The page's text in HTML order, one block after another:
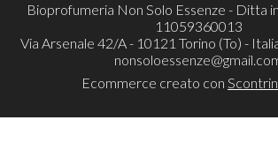
Bioprofumeria Non Solo Essenze - Ditta
11059360013
Via Arsenale 42/A - 10121 Torino (To) -
Ecommerce creato con